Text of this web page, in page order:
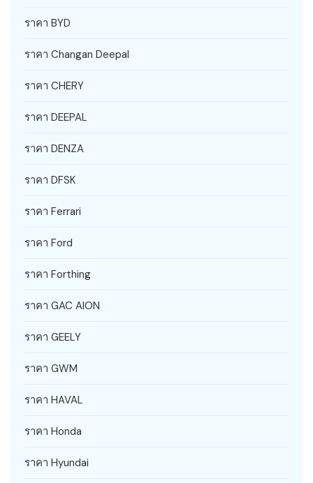
ราคา BYD
ราคา Changan Deepal
ราคา CHERY
ราคา DEEPAL
ราคา DENZA
ราคา DFSK
ราคา Ferrari
ราคา Ford
ราคา Forthing
ราคา GAC AION
ราคา GEELY
ราคา GWM
ราคา HAVAL
ราคา Honda
ราคา Hyundai